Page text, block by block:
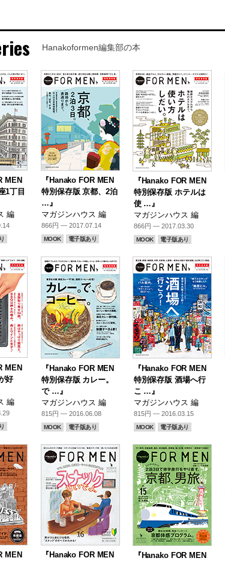
Hanakoformen編集部の本
MEN
1丁目
編
『Hanako FOR MEN
特別保存版 京都、2泊
…』
マガジンハウス 編
866円 — 2017.07.14
MOOK 電子版あり
『Hanako FOR MEN
特別保存版 ホテルは
使 …』
マガジンハウス 編
866円 — 2017.03.30
MOOK 電子版あり
MEN
好
編
『Hanako FOR MEN
特別保存版 カレー。
で …』
マガジンハウス 編
815円 — 2016.06.08
MOOK 電子版あり
『Hanako FOR MEN
特別保存版 酒場へ行
こ …』
マガジンハウス 編
815円 — 2016.03.15
MOOK 電子版あり
MEN
『Hanako FOR MEN
『Hanako FOR MEN